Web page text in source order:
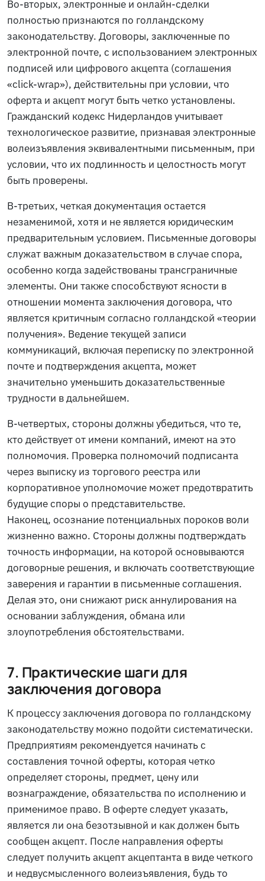
Во-вторых, электронные и онлайн-сделки
полностью признаются по голландскому
законодательству. Договоры, заключенные по
электронной почте, с использованием электронных
подписей или цифрового акцепта (соглашения
«click-wrap»), действительны при условии, что
оферта и акцепт могут быть четко установлены.
Гражданский кодекс Нидерландов учитывает
технологическое развитие, признавая электронные
волеизъявления эквивалентными письменным, при
условии, что их подлинность и целостность могут
быть проверены.
В-третьих, четкая документация остается
незаменимой, хотя и не является юридическим
предварительным условием. Письменные договоры
служат важным доказательством в случае спора,
особенно когда задействованы трансграничные
элементы. Они также способствуют ясности в
отношении момента заключения договора, что
является критичным согласно голландской «теории
получения». Ведение текущей записи
коммуникаций, включая переписку по электронной
почте и подтверждения акцепта, может
значительно уменьшить доказательственные
трудности в дальнейшем.
В-четвертых, стороны должны убедиться, что те,
кто действует от имени компаний, имеют на это
полномочия. Проверка полномочий подписанта
через выписку из торгового реестра или
корпоративное уполномочие может предотвратить
будущие споры о представительстве.
Наконец, осознание потенциальных пороков воли
жизненно важно. Стороны должны подтверждать
точность информации, на которой основываются
договорные решения, и включать соответствующие
заверения и гарантии в письменные соглашения.
Делая это, они снижают риск аннулирования на
основании заблуждения, обмана или
злоупотребления обстоятельствами.
7. Практические шаги для
заключения договора
К процессу заключения договора по голландскому
законодательству можно подойти систематически.
Предприятиям рекомендуется начинать с
составления точной оферты, которая четко
определяет стороны, предмет, цену или
вознаграждение, обязательства по исполнению и
применимое право. В оферте следует указать,
является ли она безотзывной и как должен быть
сообщен акцепт. После направления оферты
следует получить акцепт акцептанта в виде четкого
и недвусмысленного волеизъявления, будь то